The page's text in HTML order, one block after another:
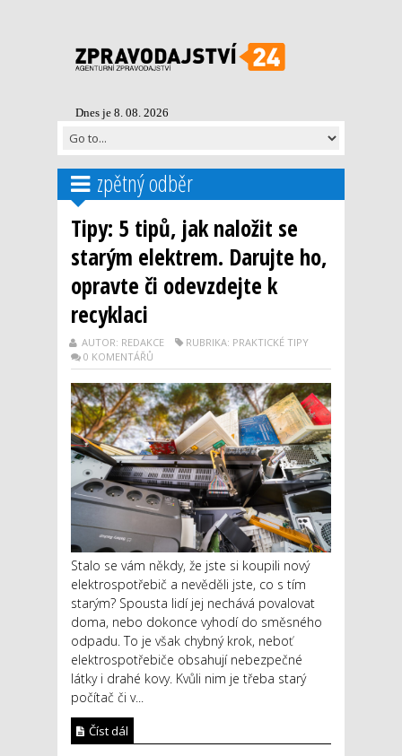
Dnes je 8. 08. 2026
zpětný odběr
Tipy: 5 tipů, jak naložit se
starým elektrem. Darujte ho,
opravte či odevzdejte k
recyklaci
AUTOR: REDAKCE
RUBRIKA: PRAKTICKÉ TIPY
0 KOMENTÁŘŮ
Stalo se vám někdy, že jste si koupili nový
elektrospotřebič a nevěděli jste, co s tím
starým? Spousta lidí jej nechává povalovat
doma, nebo dokonce vyhodí do směsného
odpadu. To je však chybný krok, neboť
elektrospotřebiče obsahují nebezpečné
látky i drahé kovy. Kvůli nim je třeba starý
počítač či v...
Číst dál